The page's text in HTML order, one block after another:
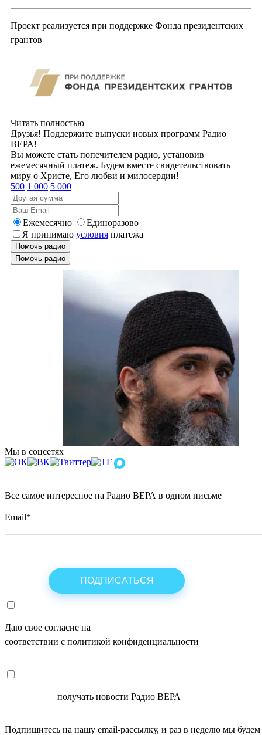
Проект реализуется при поддержке Фонда президентских
грантов
Читать полностью
Друзья! Поддержите выпуски новых программ Радио
ВЕРА!
Вы можете стать попечителем радио, установив
ежемесячный платеж. Будем вместе свидетельствовать
миру о Христе, Его любви и милосердии!
500 1 000 5 000
Ежемесячно
Единоразово
Я принимаю условия платежа
Помочь радио
Помочь радио
Мы в соцсетях
Все самое интересное на Радио ВЕРА в одном письме
Email*
Даю свое согласие на
соответствии с политикой конфиденциальности
получать новости Радио ВЕРА
Подпишитесь на нашу email-рассылку, и раз в неделю мы будем